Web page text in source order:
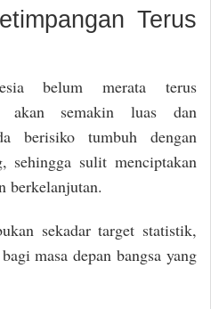
Terus
belum merata terus
akan semakin luas dan
berisiko tumbuh dengan
sehingga sulit menciptakan
berkelanjutan.
sekadar target statistik,
masa depan bangsa yang